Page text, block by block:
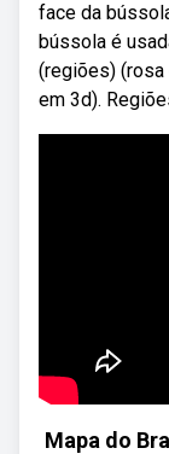
face da
bússola é
(regiões)
em 3d).
Mapa do